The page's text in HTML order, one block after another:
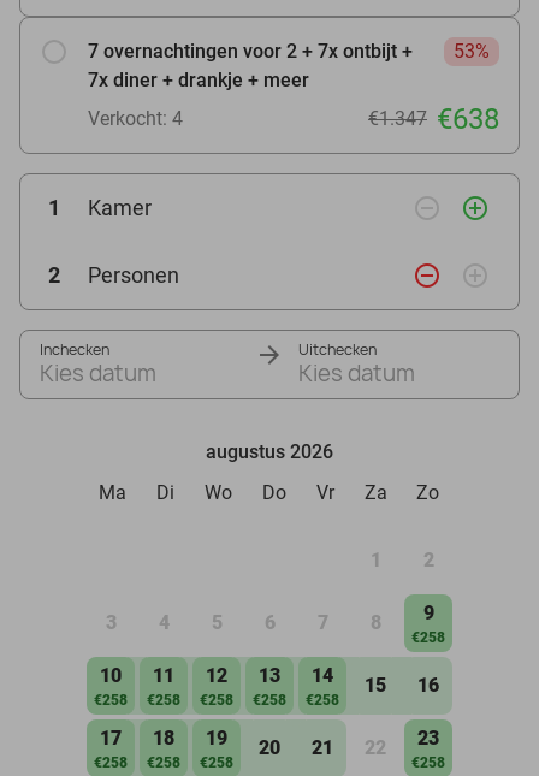
7 overnachtingen voor 2 + 7x ontbijt +
7x diner + drankje + meer
53%
Verkocht: 4 €1.347 €638
1 Kamer remove_circle_outline add_circle_outline
2 Personen remove_circle_outline add_circle_outline
Inchecken
Kies datum
Uitchecken
Kies datum
augustus 2026
Ma
Di Wo Do Vr Za Zo
1 2
3 4 5 6 7 8 9
€258
10
€258
11
€258
12
€258
13
€258
14
€258
15 16
17
€258
18
€258
19
€258
20 21 22 23
€258